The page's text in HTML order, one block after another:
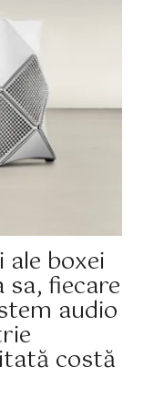
boxei
fiecare
audio
costă